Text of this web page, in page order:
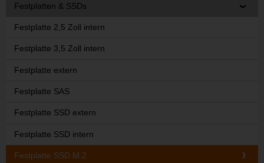
Festplatten & SSDs
Festplatte 2,5 Zoll intern
Festplatte 3,5 Zoll intern
Festplatte extern
Festplatte SAS
Festplatte SSD extern
Festplatte SSD intern
Festplatte SSD M.2